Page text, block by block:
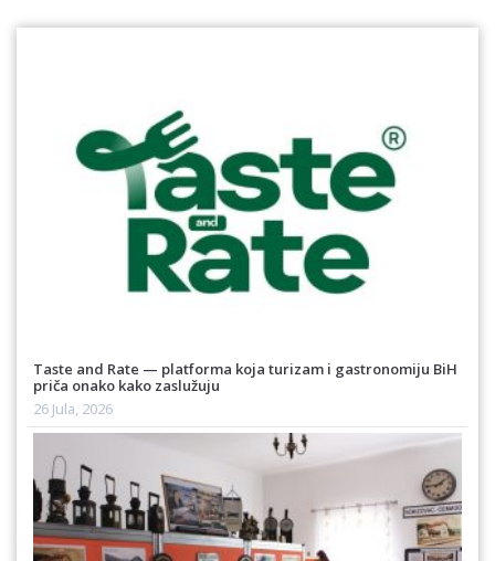
Taste and Rate — platforma koja turizam i gastronomiju BiH
priča onako kako zaslužuju
26 Jula, 2026